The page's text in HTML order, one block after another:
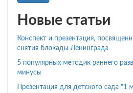
Новые статьи
Конспект и презентация,
снятия блокады Ленинграда
5 популярных методик раннего
минусы
Презентация для детского сада "1